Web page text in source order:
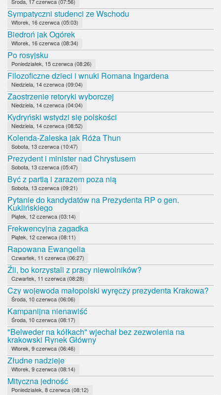
Sympatyczni studenci ze Wschodu
Wtorek, 16 czerwca (05:03)
Biedroń jak Ogórek
Wtorek, 16 czerwca (08:34)
Po rosyjsku
Poniedziałek, 15 czerwca (08:26)
Filozoficzne dzieci i wnuki Romana Ingardena
Niedziela, 14 czerwca (09:04)
Zaostrzenie retoryki wyborczej
Niedziela, 14 czerwca (04:04)
Kydryński wstydzi się polskości
Niedziela, 14 czerwca (08:52)
Kolenda-Zaleska jak Róża Thun
Sobota, 13 czerwca (10:47)
Prezydent i minister nad Chrystusem
Sobota, 13 czerwca (05:47)
Być z partią i zarazem poza nią
Sobota, 13 czerwca (09:21)
Pytanie do kandydatów na Prezydenta RP o gen.
Kuklińskiego
Piątek, 12 czerwca (03:14)
Frekwencyjna zagadka
Piątek, 12 czerwca (08:11)
Rapowana Ewangelia
Czwartek, 11 czerwca (06:27)
Źli, bo korzystali z pracy niewolników?
Czwartek, 11 czerwca (08:28)
Czy wojewoda małopolski wyręczy prezydenta Krakowa?
Środa, 10 czerwca (06:06)
Kampanijna nienawiść
Środa, 10 czerwca (08:17)
"Belweder na kółkach" wjechał bez zezwolenia na
krakowski Rynek Główny
Wtorek, 9 czerwca (06:46)
Złudne nadzieje
Wtorek, 9 czerwca (08:14)
Mityczna jedność
Poniedziałek, 8 czerwca (08:12)